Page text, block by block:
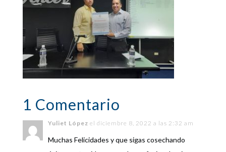
1 Comentario
Yuliet López el diciembre 8, 2022 a las 2:32 am
Muchas Felicidades y que sigas cosechando